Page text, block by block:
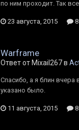
по ним проходит. Так
23 августа, 2015 8
Warframe
Ответ от Mixail267 в
Спасибо, а я блин
указано было.
11 августа, 2015 8